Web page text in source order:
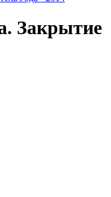
Закрытие